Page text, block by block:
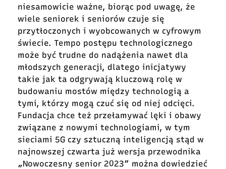
niesamowicie ważne, biorąc pod uwagę, że
wiele seniorek i seniorów czuje się
przytłoczonych i wyobcowanych w cyfrowym
świecie. Tempo postępu technologicznego
może być trudne do nadążenia nawet dla
młodszych generacji, dlatego inicjatywy
takie jak ta odgrywają kluczową rolę w
budowaniu mostów między technologią a
tymi, którzy mogą czuć się od niej odcięci.
Fundacja chce też przełamywać lęki i obawy
związane z nowymi technologiami, w tym
sieciami 5G czy sztuczną inteligencją stąd w
najnowszej czwarta już wersja przewodnika
„Nowoczesny senior 2023” można dowiedzieć